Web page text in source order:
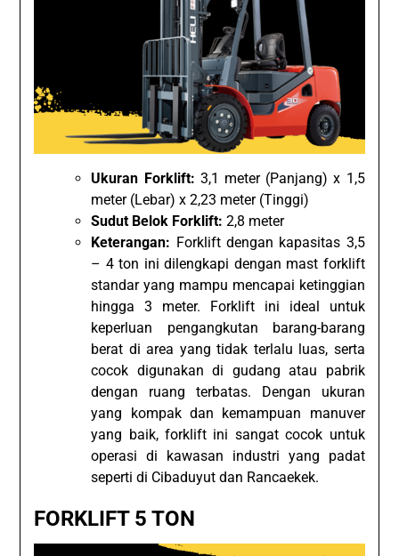
Ukuran Forklift: 3,1 meter (Panjang) x 1,5
meter (Lebar) x 2,23 meter (Tinggi)
Sudut Belok Forklift: 2,8 meter
Keterangan: Forklift dengan kapasitas 3,5
– 4 ton ini dilengkapi dengan mast forklift
standar yang mampu mencapai ketinggian
hingga 3 meter. Forklift ini ideal untuk
keperluan pengangkutan barang-barang
berat di area yang tidak terlalu luas, serta
cocok digunakan di gudang atau pabrik
dengan ruang terbatas. Dengan ukuran
yang kompak dan kemampuan manuver
yang baik, forklift ini sangat cocok untuk
operasi di kawasan industri yang padat
seperti di Cibaduyut dan Rancaekek.
FORKLIFT 5 TON